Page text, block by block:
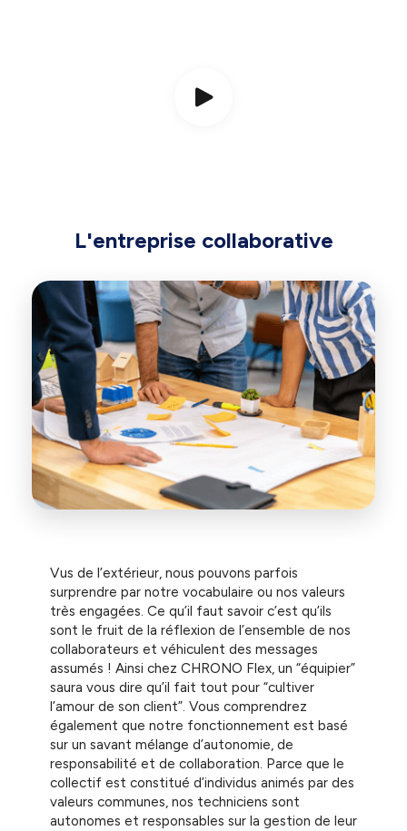
L'entreprise collaborative
Vus de l’extérieur, nous pouvons parfois
surprendre par notre vocabulaire ou nos valeurs
très engagées. Ce qu’il faut savoir c’est qu’ils
sont le fruit de la réflexion de l’ensemble de nos
collaborateurs et véhiculent des messages
assumés ! Ainsi chez CHRONO Flex, un “équipier”
saura vous dire qu’il fait tout pour “cultiver
l’amour de son client”. Vous comprendrez
également que notre fonctionnement est basé
sur un savant mélange d’autonomie, de
responsabilité et de collaboration. Parce que le
collectif est constitué d’individus animés par des
valeurs communes, nos techniciens sont
autonomes et responsables sur la gestion de leur